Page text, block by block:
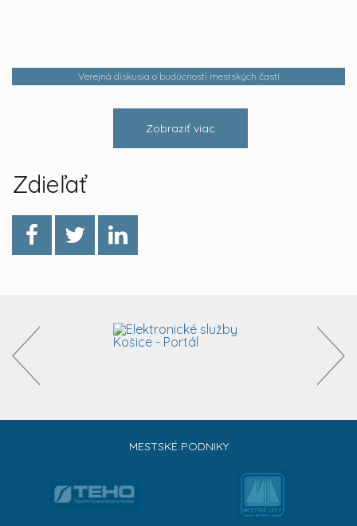
Verejná diskusia o budúcnosti mestských častí
Zobraziť viac
Zdieľať
MESTSKÉ PODNIKY